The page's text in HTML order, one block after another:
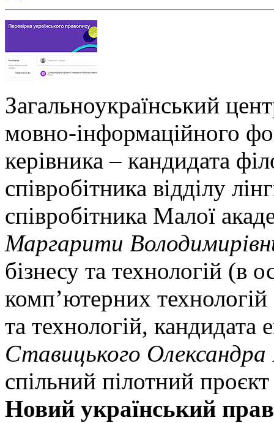
Загальноукраїнський
мовно-інформаційного
керівника – кандидата
співробітника відділу
співробітника Малої
Маргарити
бізнесу та технологій (в
комп’ютерних технологій
та технологій, кандидата
Ставицького Олександра
спільний пілотний
Новий український